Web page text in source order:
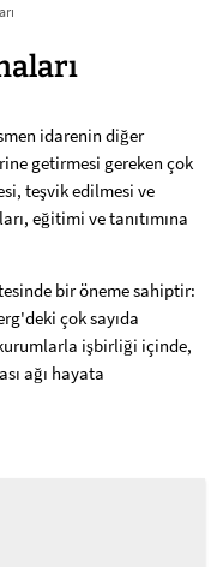
idarenin diğer
getirmesi gereken çok
teşvik edilmesi ve
eğitimi ve tanıtımına
bir öneme sahiptir:
çok sayıda
kurumlarla işbirliği içinde,
ağı hayata